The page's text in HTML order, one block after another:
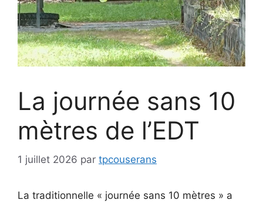
La journée sans 10
mètres de l’EDT
1 juillet 2026 par tpcouserans
La traditionnelle « journée sans 10 mètres » a